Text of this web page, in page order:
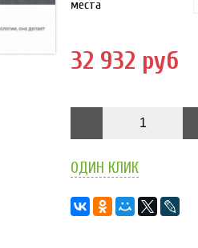
места
32 932 руб
ОДИН КЛИК